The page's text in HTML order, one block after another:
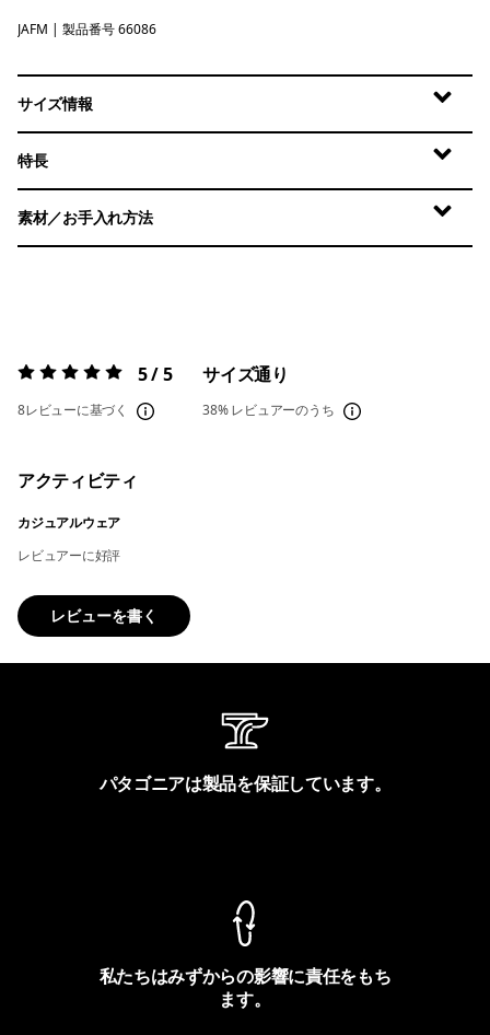
Jaggy: Faded Magenta
JAFM | 製品番号 66086
サイズ情報
特長
素材／お手入れ方法
評価:5 / 5 5 / 5
8レビューに基づく
サイズ通り
38%レビュアーのうち
アクティビティ
カジュアルウェア
レビュアーに好評
レビューを書く
パタゴニアは製品を保証しています。
私たちはみずからの影響に責任をもち
ます。